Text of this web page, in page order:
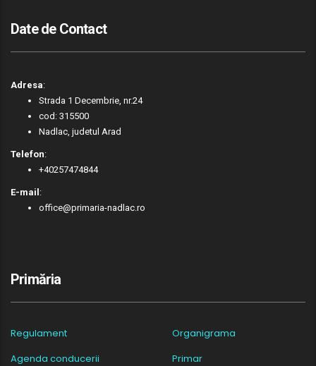
Date de Contact
Adresa:
Strada 1 Decembrie, nr.24
cod: 315500
Nadlac, judetul Arad
Telefon:
+40257474844
E-mail:
office@primaria-nadlac.ro
Primăria
Regulament
Organigrama
Agenda conducerii
Primar